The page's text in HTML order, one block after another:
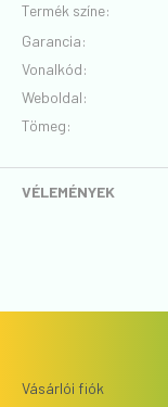
Termék színe:
Garancia:
Vonalkód:
Weboldal:
Tömeg:
VÉLEMÉNYEK
Vásárlói fiók